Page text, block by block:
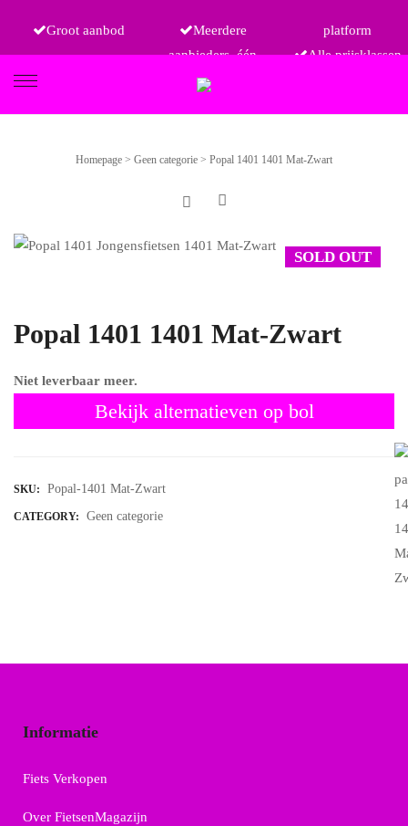
Groot aanbod
Meerdere
aanbieders, één
platform
Alle prijsklassen
Homepage > Geen categorie > Popal 1401 1401 Mat-Zwart
SOLD OUT
Popal 1401 1401 Mat-Zwart
Niet leverbaar meer.
Bekijk alternatieven op bol
SKU: Popal-1401 Mat-Zwart
CATEGORY: Geen categorie
Informatie
Fiets Verkopen
Over FietsenMagazijn